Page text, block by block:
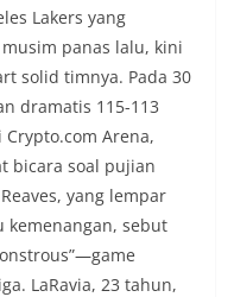
Lakers yang
panas lalu, kini
solid timnya. Pada 30
dramatis 115-113
Arena,
bicara soal pujian
yang lempar
kemenangan, sebut
LaRavia, 23 tahun,